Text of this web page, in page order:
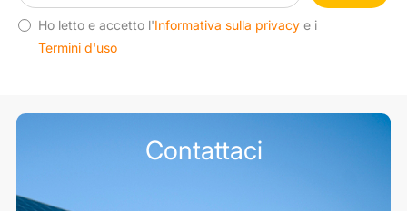
Ho letto e accetto l'Informativa sulla privacy e i
Termini d'uso
Contattaci